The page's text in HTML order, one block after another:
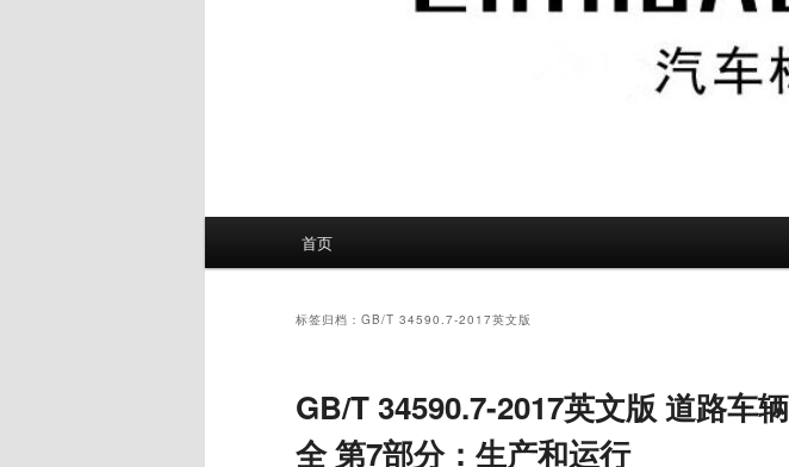
首页
标签归档： GB/T 34590.7-2017英文版
GB/T 34590.7-2017英文版 道路车
全 第7部分：生产和运行